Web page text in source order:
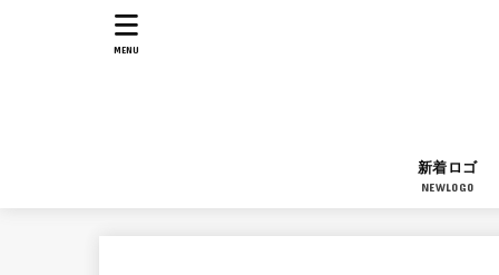
新着ロゴ
NEWLOGO
MENU